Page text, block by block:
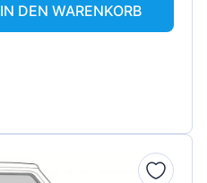
IN DEN WARENKORB